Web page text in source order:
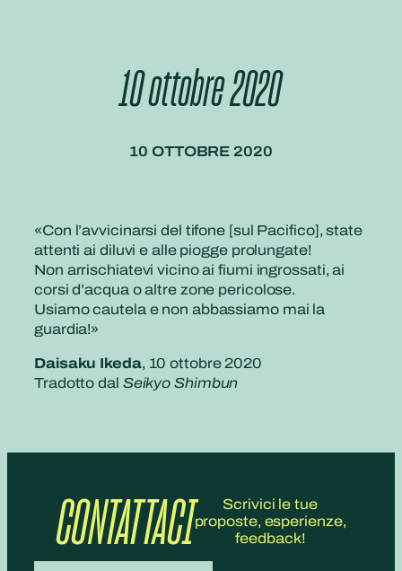
10 ottobre 2020
10 OTTOBRE 2020
«Con l’avvicinarsi del tifone [sul Pacifico], state
attenti ai diluvi e alle piogge prolungate!
Non arrischiatevi vicino ai fiumi ingrossati, ai
corsi d’acqua o altre zone pericolose.
Usiamo cautela e non abbassiamo mai la
guardia!»
Daisaku Ikeda, 10 ottobre 2020
Tradotto dal Seikyo Shimbun
CONTATTACI
Scrivici le tue
proposte, esperienze,
feedback!